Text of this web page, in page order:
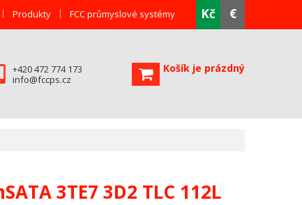
Kč €
Produkty FCC průmyslové systémy
Košík je prázdný
+420 472 774 173
info@fccps.cz
3TE7 3D2 TLC 112L